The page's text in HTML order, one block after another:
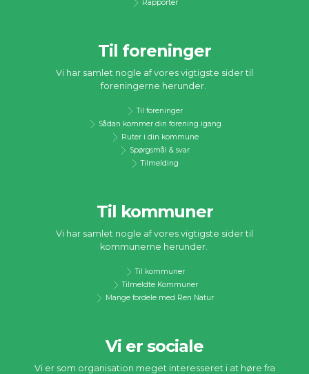
Rapporter
Til foreninger
Vi har samlet nogle af vores vigtigste sider til
foreningerne herunder.
Til foreninger
Sådan kommer din forening igang
Ruter i din kommune
Spørgsmål & svar
Tilmelding
Til kommuner
Vi har samlet nogle af vores vigtigste sider til
kommunerne herunder.
Til kommuner
Tilmeldte Kommuner
Mange fordele med Ren Natur
Vi er sociale
Vi er som organisation meget interesseret i at høre fra